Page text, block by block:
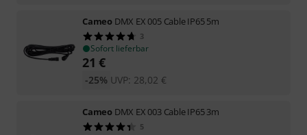
Cameo DMX EX 005 Cable IP65 5m
3
Sofort lieferbar
21 €
UVP: 28,02 €
-25%
Cameo DMX EX 003 Cable IP65 3m
5